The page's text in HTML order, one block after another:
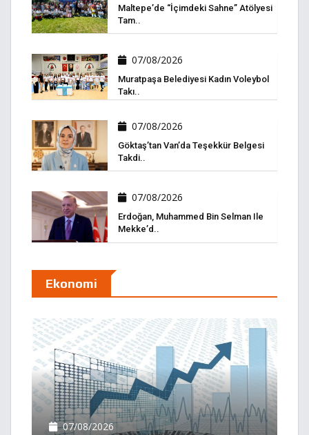
Maltepe’de “İçimdeki Sahne” Atölyesi
Tam..
07/08/2026
Muratpaşa Belediyesi Kadın Voleybol
Takı..
07/08/2026
Göktaş’tan Van’da Teşekkür Belgesi
Takdi..
07/08/2026
Erdoğan, Muhammed Bin Selman Ile
Mekke’d..
Ekonomi
07/08/2026